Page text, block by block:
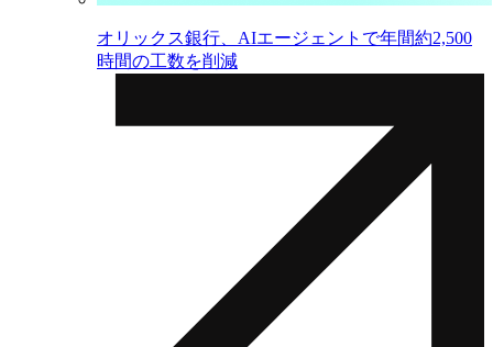
オリックス銀行、AIエージェントで年間約2,500
時間の工数を削減